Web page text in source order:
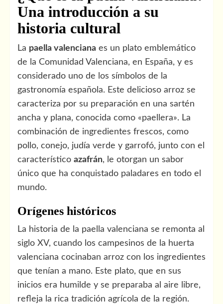
Una introducción a su
historia cultural
La paella valenciana es un plato emblemático
de la Comunidad Valenciana, en España, y es
considerado uno de los símbolos de la
gastronomía española. Este delicioso arroz se
caracteriza por su preparación en una sartén
ancha y plana, conocida como «paellera». La
combinación de ingredientes frescos, como
pollo, conejo, judía verde y garrofó, junto con el
característico azafrán, le otorgan un sabor
único que ha conquistado paladares en todo el
mundo.
Orígenes históricos
La historia de la paella valenciana se remonta al
siglo XV, cuando los campesinos de la huerta
valenciana cocinaban arroz con los ingredientes
que tenían a mano. Este plato, que en sus
inicios era humilde y se preparaba al aire libre,
refleja la rica tradición agrícola de la región.